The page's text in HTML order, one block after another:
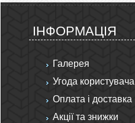
ІНФОРМАЦІЯ
Галерея
Угода користувача
Оплата і доставка
Акції та знижки